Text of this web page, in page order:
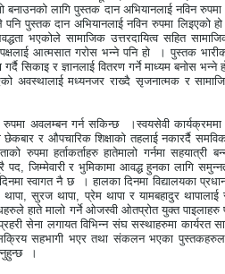
बनाउनको लागि पुस्तक दान अभियानलाई नविन रुपमा
पुस्तक दान अभियानलाई नविन रुपमा लिइएको हो
भएकोले सामाजिक उत्तरदायित्व सहित
आत्मसात गरोस भन्ने पनि हो
। पुस्तक
सिकाइ र ज्ञानलाई वितरण गर्ने माध्यम बनोस भन्ने
अवस्थालाई मध्यनजर राख्दै सृजनात्मक र
रुपमा अवलम्बन गर्न सकिन्छ
।स्वयसेवी
छेकबार र औपचारिक शिक्षाको तहलाई नकारर्दै
रुपमा हर्ताकर्ताहरु हातेमालो गर्नमा सहयात्री
पद, जिम्मेवारी र भुमिकामा आवद्ध हुनका लागि
स्वागत नै छ
। हालका दिनमा विद्यालयका
थापा, सुरज थापा, प्रेम थापा र यामबहादुर थापालाई
हाते मालो गर्ने ओजस्वी ओतप्रोत युक्त पाइलाहरु
सेना लगायत विभिन्न संघ सस्थाहरुमा कार्यरत
सहभागी भएर तथा संकलन भएका
।